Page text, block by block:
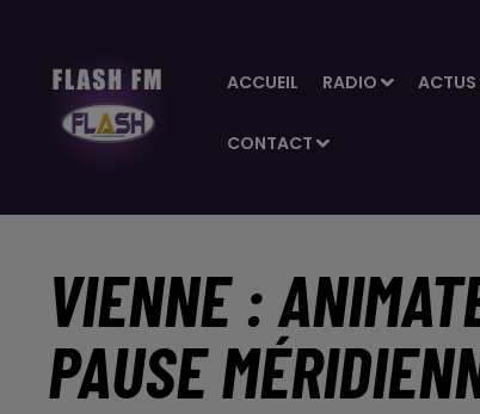
ACCUEIL RADIO ACTUS
CONTACT
VIENNE :
PAUSE